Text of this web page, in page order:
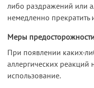
либо раздражений или
немедленно прекратить
Меры
При появлении каких-
аллергических реакций
использование.